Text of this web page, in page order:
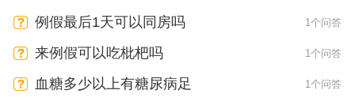
例假最后1天可以同房吗 1个问答
来例假可以吃枇杷吗 1个问答
血糖多少以上有糖尿病足 1个问答